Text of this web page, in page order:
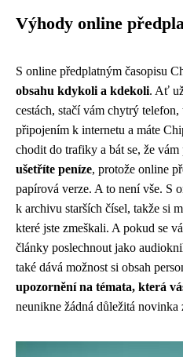
Výhody online
S online předplatným časopisu
obsahu kdykoli a kdekoli. Ať
cestách, stačí vám chytrý telefon,
připojením k internetu a máte
chodit do trafiky a bát se, že
ušetříte peníze, protože online
papírová verze. A to není vše. S
k archivu starších čísel, takže si
které jste zmeškali. A pokud se
články poslechnout jako
také dává možnost si obsah
upozornění na témata, která
neunikne žádná důležitá novinka